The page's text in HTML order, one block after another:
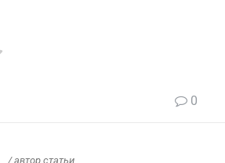
0
/ автор статьи